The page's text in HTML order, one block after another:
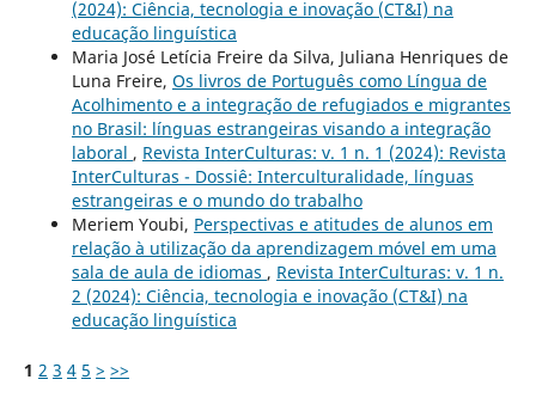
(2024): Ciência, tecnologia e inovação (CT&I) na
educação linguística
Maria José Letícia Freire da Silva, Juliana Henriques de
Luna Freire, Os livros de Português como Língua de
Acolhimento e a integração de refugiados e migrantes
no Brasil: línguas estrangeiras visando a integração
laboral , Revista InterCulturas: v. 1 n. 1 (2024): Revista
InterCulturas - Dossiê: Interculturalidade, línguas
estrangeiras e o mundo do trabalho
Meriem Youbi, Perspectivas e atitudes de alunos em
relação à utilização da aprendizagem móvel em uma
sala de aula de idiomas , Revista InterCulturas: v. 1 n.
2 (2024): Ciência, tecnologia e inovação (CT&I) na
educação linguística
1 2 3 4 5 > >>